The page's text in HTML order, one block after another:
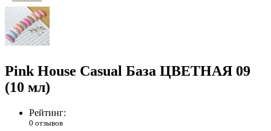
Pink House Casual База ЦВЕТНАЯ 09
(10 мл)
Рейтинг:
0 отзывов